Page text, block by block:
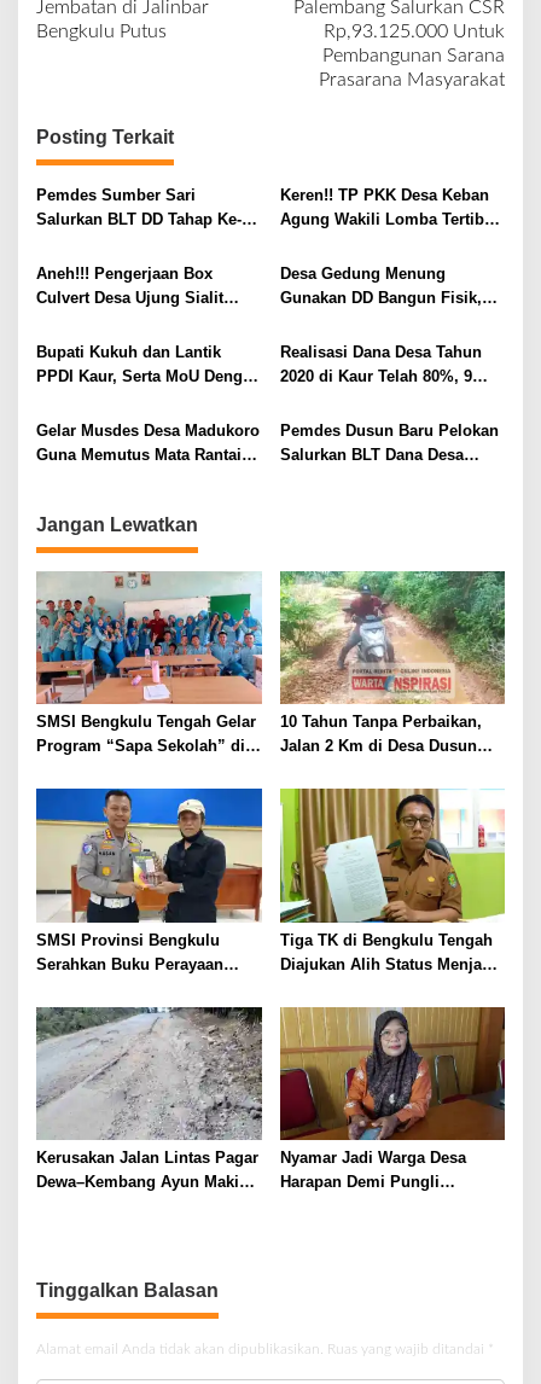
v
a
s
i
p
o
s
Jembatan di Jalinbar
Bengkulu Putus
Palembang Salurkan CSR
Rp,93.125.000 Untuk
Pembangunan Sarana
Prasarana Masyarakat
Posting Terkait
Pemdes Sumber Sari
Salurkan BLT DD Tahap Ke-6
Keren!! TP PKK Desa Keban
Agung Wakili Lomba Tertib
Aneh!!! Pengerjaan Box
Culvert Desa Ujung Sialit
Desa Gedung Menung
Gunakan DD Bangun Fisik,
Bupati Kukuh dan Lantik
PPDI Kaur, Serta MoU Dengan
Realisasi Dana Desa Tahun
2020 di Kaur Telah 80%, 9
Pencairan
Gelar Musdes Desa Madukoro
Guna Memutus Mata Rantai
Pemdes Dusun Baru Pelokan
Salurkan BLT Dana Desa
Jangan Lewatkan
SMSI Bengkulu Tengah Gelar
Program “Sapa Sekolah” di
10 Tahun Tanpa Perbaikan,
Jalan 2 Km di Desa Dusun
Berlumpur dan Berlubang
SMSI Provinsi Bengkulu
Serahkan Buku Perayaan
Bengkulu
Tiga TK di Bengkulu Tengah
Diajukan Alih Status Menjadi
Kerusakan Jalan Lintas Pagar
Dewa–Kembang Ayun Makin
Nyamar Jadi Warga Desa
Harapan Demi Pungli
Tinggalkan Balasan
Alamat email Anda tidak akan dipublikasikan. Ruas yang wajib ditandai *